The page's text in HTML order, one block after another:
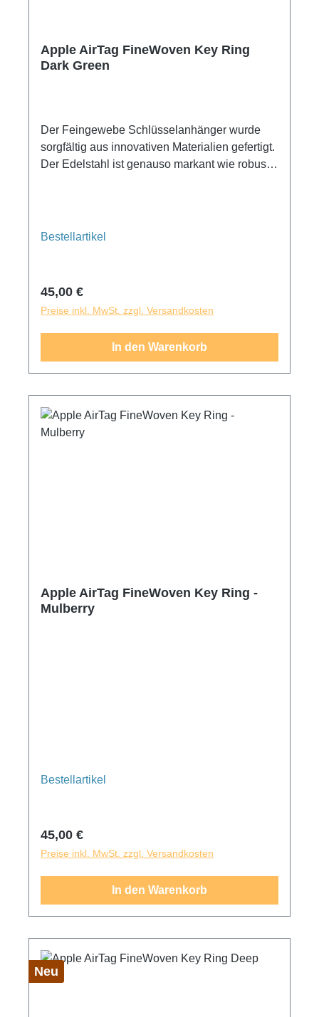
Apple AirTag FineWoven Key Ring
Dark Green
Der Feingewebe Schlüsselanhänger wurde
sorgfältig aus innovativen Materialien gefertigt.
Der Edelstahl ist genauso markant wie robust
Verbraucher:innen und reduziert CO₂
dass es rausfallen könnte. (AirTag ist separat
erhältlich.)
Bestellartikel
Regulärer Preis:
45,00 €
Preise inkl. MwSt. zzgl. Versandkosten
In den Warenkorb
Apple AirTag FineWoven Key Ring -
Mulberry
Bestellartikel
Regulärer Preis:
45,00 €
Preise inkl. MwSt. zzgl. Versandkosten
In den Warenkorb
Neu